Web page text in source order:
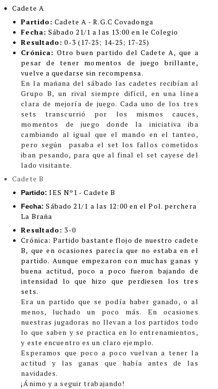
Cadete A
Partido: Cadete A - R.G.C Covadonga
Fecha: Sábado 21/1 a las 13:00 en le Colegio
Resultado: 0-3 (17-25; 14-25; 17-25)
Crónica: Otro buen partido del Cadete A, que a
pesar de tener momentos de juego brillante,
vuelve a quedarse sin recompensa.
En la mañana del sábado las cadetes recibían al
Grupo B, un rival siempre difícil, en una línea
clara de mejoría de juego. Cada uno de los tres
sets transcurrió por los mismos cauces,
momentos de juego donde la iniciativa iba
cambiando al igual que el mando en el tanteo,
pero según pasaba el set los fallos cometidos
iban pesando, para que al final el set cayese del
lado visitante.
Cadete B
Partido: IES Nº1 - Cadete B
Fecha: Sábado 21/1 a las 12:00 en el Pol. perchera
La Braña
Resultado: 3-0
Crónica: Partido bastante flojo de nuestro cadete
B, que en ocasiones parecía que no estaba en el
partido. Aunque empezaron con muchas ganas y
buena actitud, poco a poco fueron bajando de
intensidad lo que hizo que perdiesen los tres
sets.
Era un partido que se podía haber ganado, o al
menos, luchado un poco más. En ocasiones
nuestras jugadoras no llevan a los partidos todo
lo que saben y se practica en lo entrenamientos,
y este encuentro es un claro ejemplo.
Esperamos que poco a poco vuelvan a tener la
actitud y las ganas que había antes de las
navidades.
¡Ánimo y a seguir trabajando!